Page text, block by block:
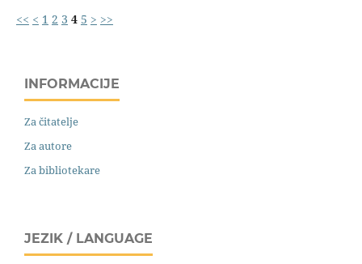
<< < 1 2 3 4 5 > >>
INFORMACIJE
Za čitatelje
Za autore
Za bibliotekare
JEZIK / LANGUAGE